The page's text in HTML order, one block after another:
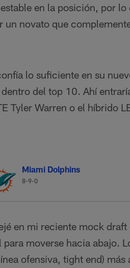
en la posición, por
un novato que
lo suficiente en su
del top 10. Ahí
Tyler Warren o el híbrido
Miami Dolphins
8-9-0
en mi reciente mock
moverse hacia abajo.
ofensiva, tight end)